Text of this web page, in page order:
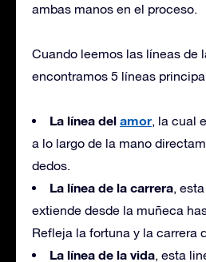
ambas manos en el proceso.
Cuando leemos las líneas de
encontramos 5 líneas
La línea del amor, la cual
a lo largo de la mano
dedos.
La línea de la carrera,
extiende desde la muñeca
Refleja la fortuna y la carrera
La línea de la vida, esta